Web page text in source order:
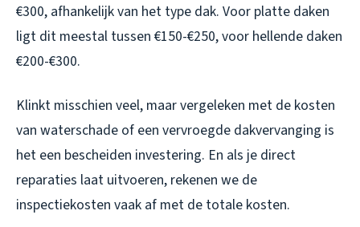
€300, afhankelijk van het type dak. Voor platte daken
ligt dit meestal tussen €150-€250, voor hellende daken
€200-€300.
Klinkt misschien veel, maar vergeleken met de kosten
van waterschade of een vervroegde dakvervanging is
het een bescheiden investering. En als je direct
reparaties laat uitvoeren, rekenen we de
inspectiekosten vaak af met de totale kosten.